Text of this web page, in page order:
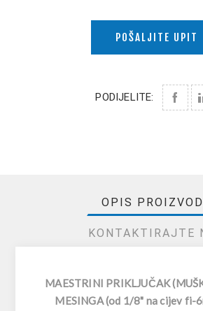
POŠALJITE UPIT
PODIJELITE:
OPIS
KONTAKTIRAJTE
MAESTRINI PRIKLJUČAK
MESINGA (od 1/8" na cijev fi-